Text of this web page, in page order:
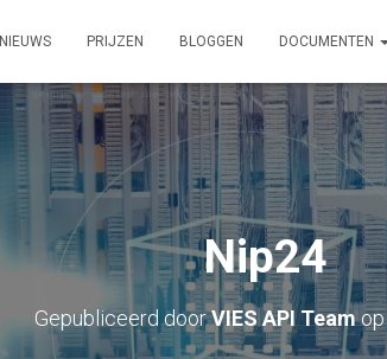
NIEUWS PRIJZEN BLOGGEN DOCUMENTEN
Nip24
Gepubliceerd doorVIES API Teamop